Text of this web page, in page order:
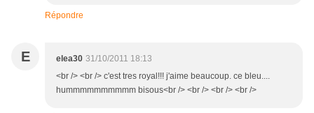
Répondre
E elea30 31/10/2011 18:13
<br /> <br /> c'est tres royal!!! j'aime beaucoup. ce bleu....
hummmmmmmmmm bisous<br /> <br /> <br /> <br />